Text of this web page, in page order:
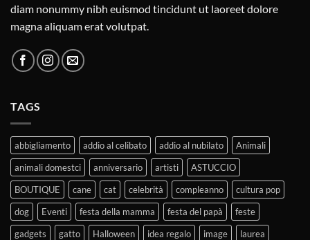
diam nonummy nibh euismod tincidunt ut laoreet dolore
magna aliquam erat volutpat.
TAGS
abbigliamento addio al celibato addio al nubilato
Animali
animali domestci
anniversario artisti
ASTUCCIO
BOUTIQUE
cane cat celebrità compleanno
cultura pop
dog
Eventi festa della mamma festa del papà
feste
gadgets
gatto Halloween idea regalo image
laurea